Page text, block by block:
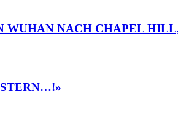
WUHAN NACH CHAPEL